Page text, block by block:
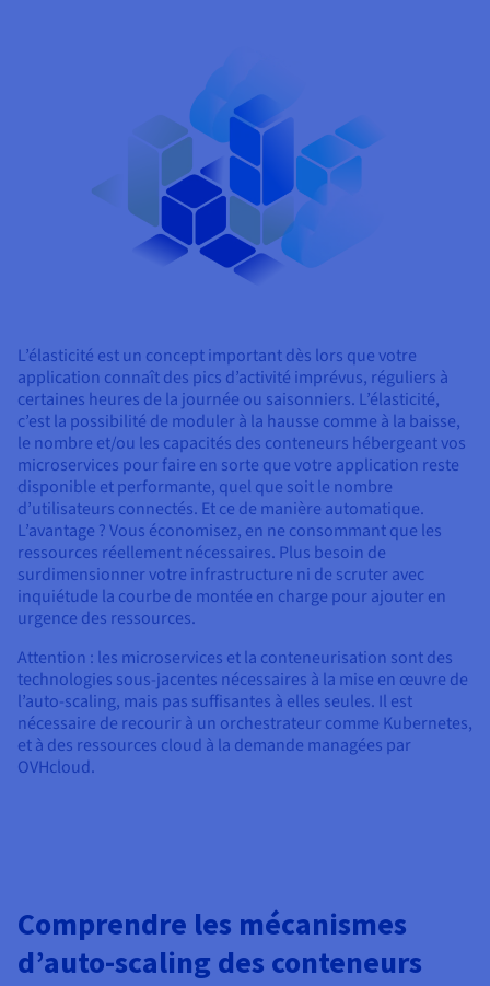
L’élasticité est un concept important dès lors que votre
application connaît des pics d’activité imprévus, réguliers à
certaines heures de la journée ou saisonniers. L’élasticité,
c’est la possibilité de moduler à la hausse comme à la baisse,
le nombre et/ou les capacités des conteneurs hébergeant vos
microservices pour faire en sorte que votre application reste
disponible et performante, quel que soit le nombre
d’utilisateurs connectés. Et ce de manière automatique.
L’avantage ? Vous économisez, en ne consommant que les
ressources réellement nécessaires. Plus besoin de
surdimensionner votre infrastructure ni de scruter avec
inquiétude la courbe de montée en charge pour ajouter en
urgence des ressources.
Attention : les microservices et la conteneurisation sont des
technologies sous-jacentes nécessaires à la mise en œuvre de
l’auto-scaling, mais pas suffisantes à elles seules. Il est
nécessaire de recourir à un orchestrateur comme Kubernetes,
et à des ressources cloud à la demande managées par
OVHcloud.
Comprendre les mécanismes
d’auto-scaling des conteneurs